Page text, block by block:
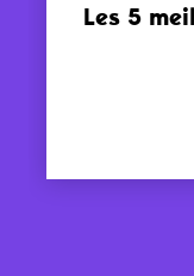
Les 5